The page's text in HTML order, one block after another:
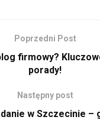
Poprzedni Post
firmowy?
porady!
Następny post
w Szczecinie –